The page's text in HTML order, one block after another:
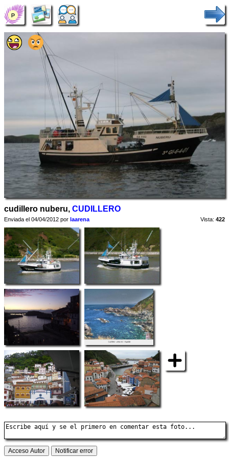
cudillero nuberu, CUDILLERO
Enviada el 04/04/2012 por laarena Vista: 422